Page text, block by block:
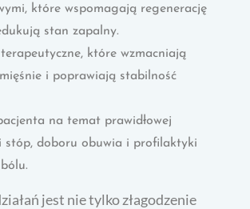
które wspomagają regenerację
stan zapalny.
które wzmacniają
i poprawiają stabilność
na temat prawidłowej
stóp, doboru obuwia i profilaktyki
jest nie tylko złagodzenie